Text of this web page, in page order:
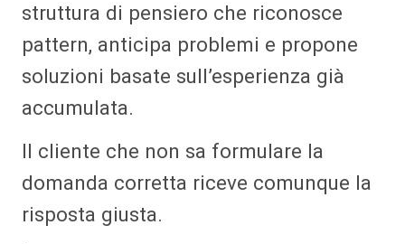
struttura di pensiero che riconosce
pattern, anticipa problemi e propone
soluzioni basate sull’esperienza già
accumulata.
Il cliente che non sa formulare la
domanda corretta riceve comunque la
risposta giusta.